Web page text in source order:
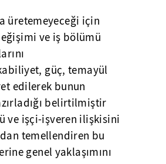
üretemeyeceği için
ve iş bölümü
güç, temayül
edilerek bunun
belirtilmiştir
ve işçi-işveren ilişkisini
temellendiren bu
genel yaklaşımını